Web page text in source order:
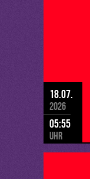
18.07.
2026
05:55
Uhr